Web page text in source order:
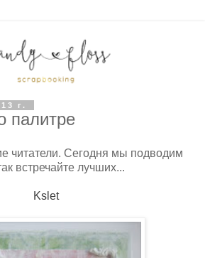
г.
палитре
читатели. Сегодня мы подводим
встречайте лучших...
Kslet